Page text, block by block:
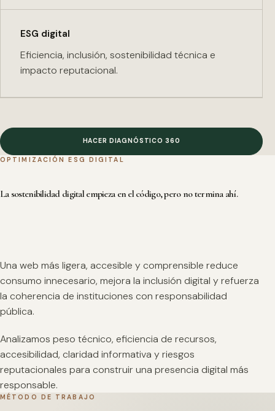
ESG digital
Eficiencia, inclusión, sostenibilidad técnica e
impacto reputacional.
HACER DIAGNÓSTICO 360
OPTIMIZACIÓN ESG DIGITAL
La sostenibilidad digital empieza en el código, pero no termina ahí.
Una web más ligera, accesible y comprensible reduce
consumo innecesario, mejora la inclusión digital y refuerza
la coherencia de instituciones con responsabilidad
pública.
Analizamos peso técnico, eficiencia de recursos,
accesibilidad, claridad informativa y riesgos
reputacionales para construir una presencia digital más
responsable.
MÉTODO DE TRABAJO